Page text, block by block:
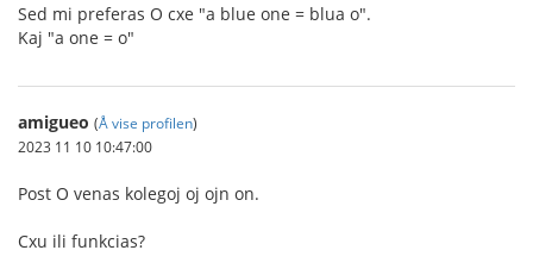
Sed mi preferas O cxe "a blue one = blua o".
Kaj "a one = o"
amigueo (Å vise profilen)
2023 11 10 10:47:00
Post O venas kolegoj oj ojn on.
Cxu ili funkcias?